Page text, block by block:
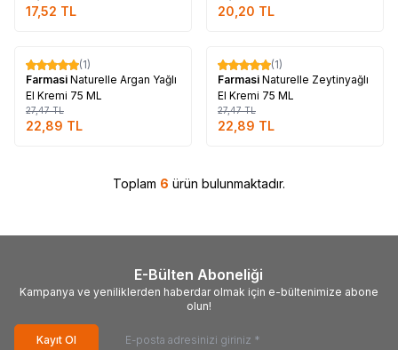
17,52 TL 20,20 TL
%17
(1)
Farmasi Naturelle Argan Yağlı
El Kremi 75 ML
27,47TL
22,89 TL
%17
(1)
Farmasi Naturelle Zeytinyağlı
El Kremi 75 ML
27,47TL
22,89 TL
Toplam 6 ürün bulunmaktadır.
E-Bülten Aboneliği
Kampanya ve yeniliklerden haberdar olmak için e-bültenimize abone
olun!
Kayıt Ol